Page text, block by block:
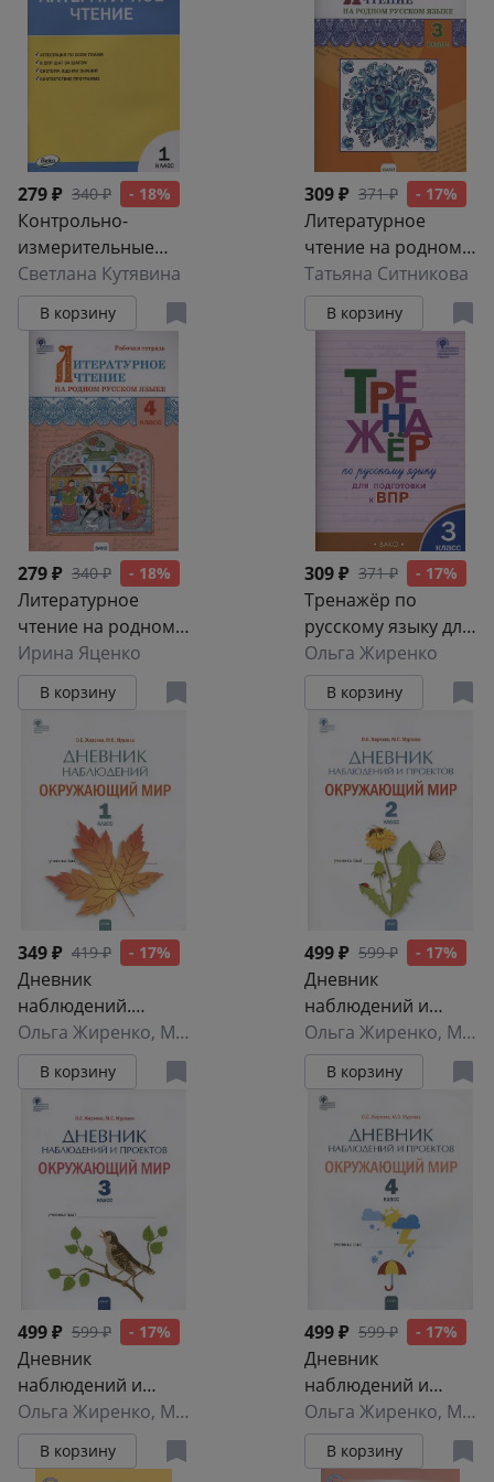
279 ₽ 340 ₽ - 18%
Контрольно-
измерительные
материалы.
Литературное
чтение. 1 класс
Светлана Кутявина
В корзину
309 ₽ 371 ₽ - 17%
Литературное
чтение на родном
русском языке.
Рабочая тетрадь. 3
класс
Татьяна Ситникова
В корзину
279 ₽ 340 ₽ - 18%
Литературное
чтение на родном
русском языке.
Рабочая тетрадь. 4
класс
Ирина Яценко
В корзину
309 ₽ 371 ₽ - 17%
Тренажёр по
русскому языку для
подготовки к ВПР. 3
класс
Ольга Жиренко
В корзину
349 ₽ 419 ₽ - 17%
Дневник
наблюдений.
Окружающий мир.
1 класс. Рабочая
тетрадь
Ольга Жиренко, Мария Мурзина
В корзину
499 ₽ 599 ₽ - 17%
Дневник
наблюдений и
проектов.
Окружающий мир.
2 класс. Рабочая
тетрадь
Ольга Жиренко, Мария Мурзина
В корзину
499 ₽ 599 ₽ - 17%
Дневник
наблюдений и
проектов.
Окружающий мир.
3 класс. Рабочая
Ольга Жиренко, Мария Мурзина
В корзину
499 ₽ 599 ₽ - 17%
Дневник
наблюдений и
проектов.
Окружающий мир.
4 класс. Рабочая
Ольга Жиренко, Мария Мурзина
В корзину